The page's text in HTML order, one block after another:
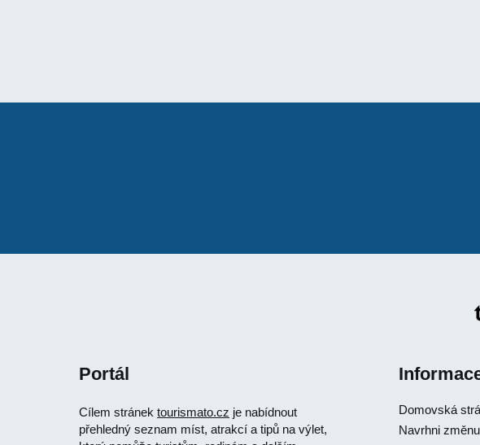
Portál
Cílem stránek tourismato.cz je nabídnout
přehledný seznam míst, atrakcí a tipů na výlet,
Domovská
Navrhni změnu